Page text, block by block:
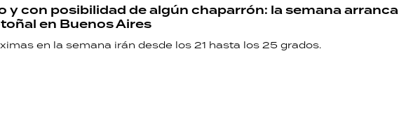
y con posibilidad de algún chaparrón: la semana arranca
en Buenos Aires
en la semana irán desde los 21 hasta los 25 grados.